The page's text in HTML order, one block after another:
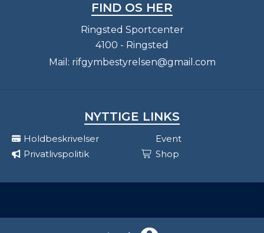
FIND OS HER
Ringsted Sportcenter
4100 - Ringsted
Mail: rifgymbestyrelsen@gmail.com
NYTTIGE LINKS
Holdbeskrivelser
Event
Privatlivspolitik
Shop